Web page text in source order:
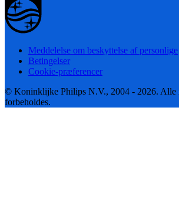
Meddelelse om beskyttelse af personlige
Betingelser
Cookie-præferencer
© Koninklijke Philips N.V., 2004 - 2026. Alle
forbeholdes.